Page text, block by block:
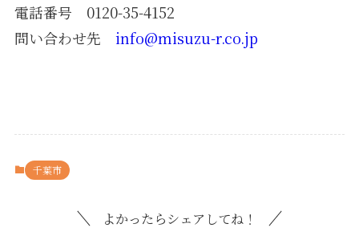
電話番号 0120-35-4152
問い合わせ先 info@misuzu-r.co.jp
千葉市
よかったらシェアしてね！